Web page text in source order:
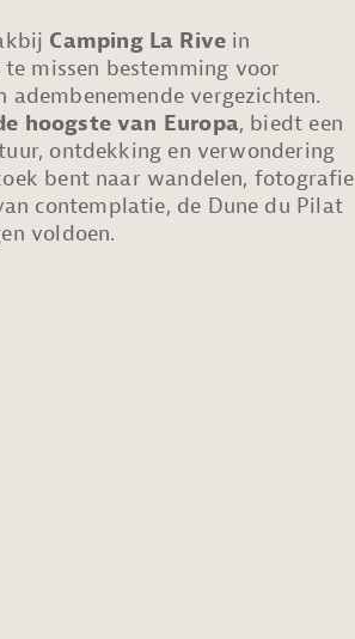
Camping La Rive in
missen bestemming voor
vergezichten.
hoogste van Europa, biedt een
ontdekking en verwondering
bent naar wandelen, fotografie
contemplatie, de Dune du Pilat
voldoen.